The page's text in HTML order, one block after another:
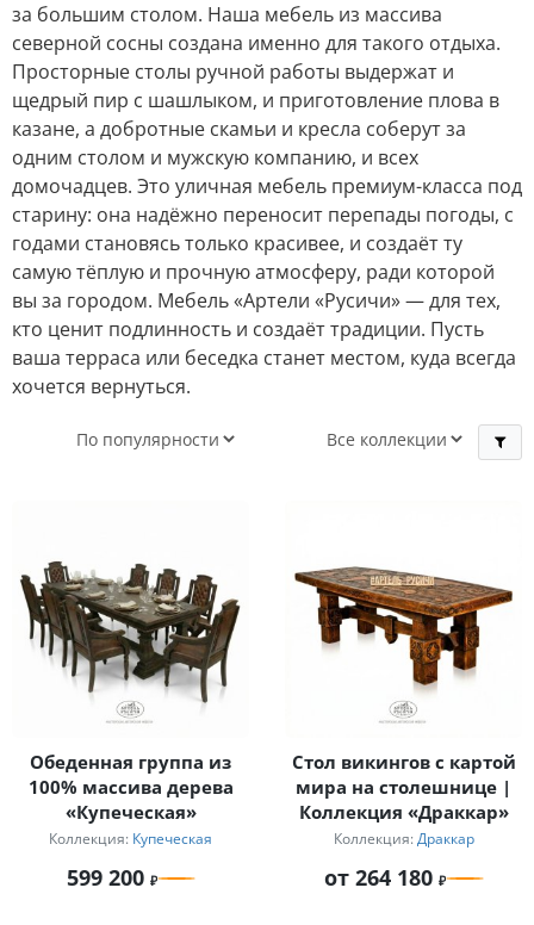
за большим столом. Наша мебель из массива
северной сосны создана именно для такого отдыха.
Просторные столы ручной работы выдержат и
щедрый пир с шашлыком, и приготовление плова в
казане, а добротные скамьи и кресла соберут за
одним столом и мужскую компанию, и всех
домочадцев. Это уличная мебель премиум-класса под
старину: она надёжно переносит перепады погоды, с
годами становясь только красивее, и создаёт ту
самую тёплую и прочную атмосферу, ради которой
вы за городом. Мебель «Артели «Русичи» — для тех,
кто ценит подлинность и создаёт традиции. Пусть
ваша терраса или беседка станет местом, куда всегда
хочется вернуться.
Обеденная группа из
100% массива дерева
«Купеческая»
Коллекция: Купеческая
599 200
Стол викингов с картой
мира на столешнице |
Коллекция «Драккар»
Коллекция: Драккар
от 264 180